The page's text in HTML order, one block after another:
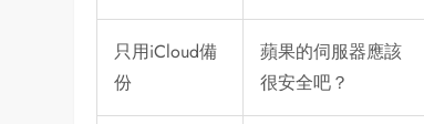
只用iCloud備
份
蘋果的伺服器應該
很安全吧？